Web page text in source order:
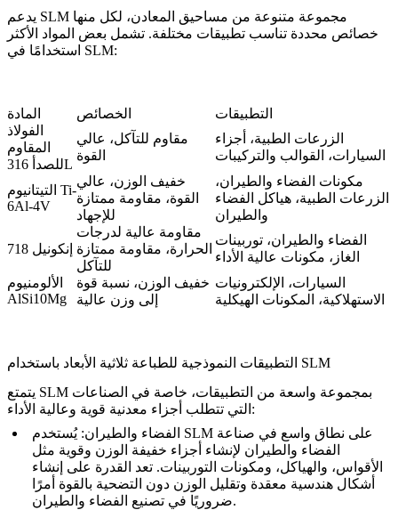
يدعم SLM مجموعة متنوعة من مساحيق المعادن، لكل منها
خصائص محددة تناسب تطبيقات مختلفة. تشمل بعض المواد الأكثر
استخدامًا في SLM:
المادة الخصائص
التطبيقات
الفولاذ
المقاوم
للصدأ 316L
مقاوم للتآكل، عالي
القوة
الزرعات الطبية، أجزاء
السيارات، القوالب والتركيبات
التيتانيوم Ti-
6Al-4V
خفيف الوزن، عالي
القوة، مقاومة ممتازة
للإجهاد
مكونات الفضاء والطيران،
الزرعات الطبية، هياكل الفضاء
والطيران
إنكونيل 718
مقاومة عالية لدرجات
الحرارة، مقاومة ممتازة
للتآكل
الفضاء والطيران، توربينات
الغاز، مكونات عالية الأداء
الألومنيوم
AlSi10Mg
خفيف الوزن، نسبة قوة
إلى وزن عالية
السيارات، الإلكترونيات
الاستهلاكية، المكونات الهيكلية
التطبيقات النموذجية للطباعة ثلاثية الأبعاد باستخدام SLM
يتمتع SLM بمجموعة واسعة من التطبيقات، خاصة في الصناعات
التي تتطلب أجزاء معدنية قوية وعالية الأداء:
الفضاء والطيران: يُستخدم SLM على نطاق واسع في صناعة
الفضاء والطيران لإنشاء أجزاء خفيفة الوزن وقوية مثل
الأقواس، والهياكل، ومكونات التوربينات. تعد القدرة على إنشاء
أشكال هندسية معقدة وتقليل الوزن دون التضحية بالقوة أمرًا
ضروريًا في تصنيع الفضاء والطيران.